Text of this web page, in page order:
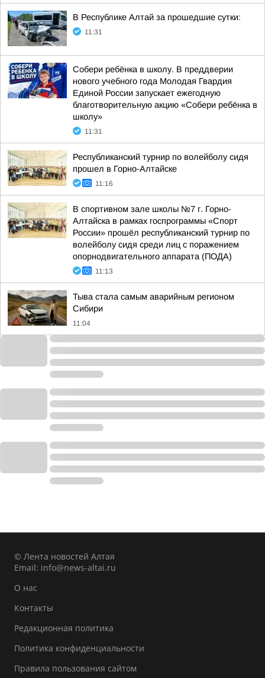
В Республике Алтай за прошедшие сутки:
11:31
Собери ребёнка в школу. В преддверии
нового учебного года Молодая Гвардия
Единой России запускает ежегодную
благотворительную акцию «Собери ребёнка в
школу»
11:31
Республиканский турнир по волейболу сидя
прошел в Горно-Алтайске
11:16
В спортивном зале школы №7 г. Горно-
Алтайска в рамках госпрограммы «Спорт
России» прошёл республиканский турнир по
волейболу сидя среди лиц с поражением
опорнодвигательного аппарата (ПОДА)
11:13
Тыва стала самым аварийным регионом
Сибири
11:04
© Лента новостей Алтая
Email: info@news-altai.ru
О нас
Контакты
Редакционная политика
Политика конфиденциальности
Правила пользования сайтом